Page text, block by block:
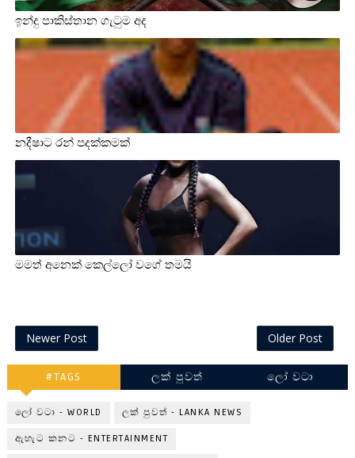
ඉන්දු පාකිස්තාන ගැටුම අද
නදීෂාට රන් පදක්කමක්
මමත් අනෙක් කෙල්ලෝ වගේ තමයි
Newer Post Older Post
#TAGS ලක් පුවත් ලෝ වටා
ලෝ වටා - WORLD ලක් පුවත් - LANKA NEWS
ඇහැට කනට - ENTERTAINMENT